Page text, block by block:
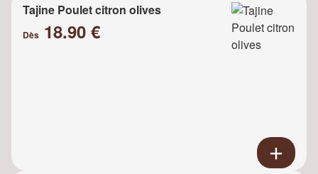
Tajine Poulet citron olives
Dès 18.90 €